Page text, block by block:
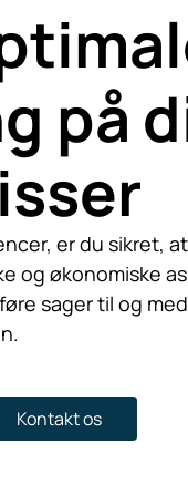
på
er du sikret,
og økonomiske
sager til og med
Kontakt os